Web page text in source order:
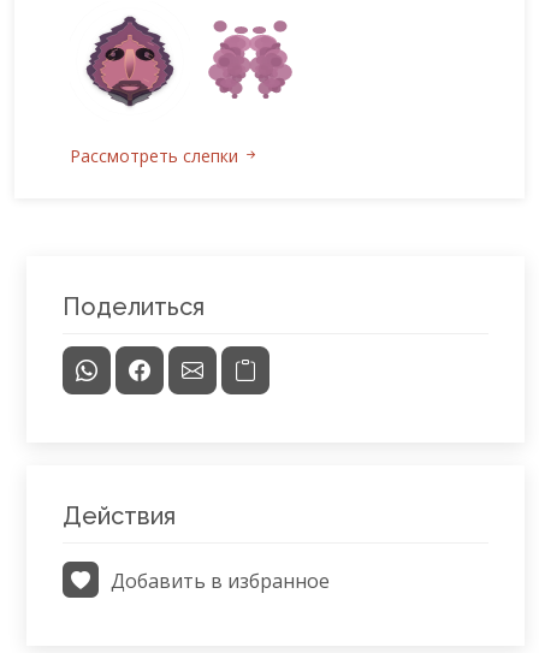
Рассмотреть слепки
Поделиться
Действия
Добавить в избранное